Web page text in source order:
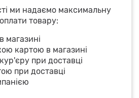
ми надаємо максимальну
оплати товару:
магазині
картою в магазині
при доставці
при доставці